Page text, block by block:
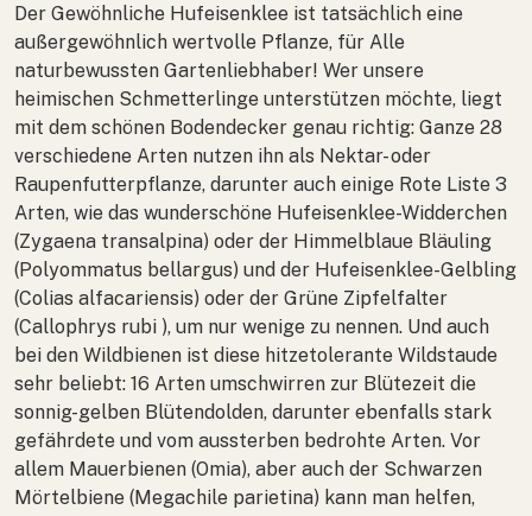
Der Gewöhnliche Hufeisenklee ist tatsächlich eine
außergewöhnlich wertvolle Pflanze, für Alle
naturbewussten Gartenliebhaber! Wer unsere
heimischen Schmetterlinge unterstützen möchte, liegt
mit dem schönen Bodendecker genau richtig: Ganze 28
verschiedene Arten nutzen ihn als Nektar- oder
Raupenfutterpflanze, darunter auch einige Rote Liste 3
Arten, wie das wunderschöne Hufeisenklee-Widderchen
(Zygaena transalpina) oder der Himmelblaue Bläuling
(Polyommatus bellargus) und der Hufeisenklee-Gelbling
(Colias alfacariensis) oder der Grüne Zipfelfalter
(Callophrys rubi ), um nur wenige zu nennen. Und auch
bei den Wildbienen ist diese hitzetolerante Wildstaude
sehr beliebt: 16 Arten umschwirren zur Blütezeit die
sonnig-gelben Blütendolden, darunter ebenfalls stark
gefährdete und vom aussterben bedrohte Arten. Vor
allem Mauerbienen (Omia), aber auch der Schwarzen
Mörtelbiene (Megachile parietina) kann man helfen,